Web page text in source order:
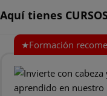
Aquí tienes